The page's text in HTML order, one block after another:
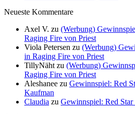
Neueste Kommentare
Axel V. zu (Werbung)
Raging Fire von Priest
Viola Petersen zu (Werbung)
in Raging Fire von Priest
TillyNäht zu (Werbung)
Raging Fire von Priest
Aleshanee zu Gewinnspiel: Red
Kaufman
Claudia zu Gewinnspiel: Red